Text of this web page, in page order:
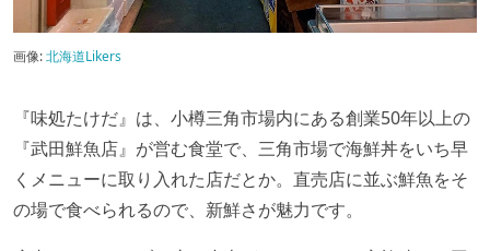
画像:北海道Likers
『味処たけだ』は、小樽三角市場内にある創業50年以上の
『武田鮮魚店』が営む食堂で、三角市場で海鮮丼をいち早
くメニューに取り入れた店だとか。直売店に並ぶ鮮魚をそ
の場で食べられるので、新鮮さが魅力です。